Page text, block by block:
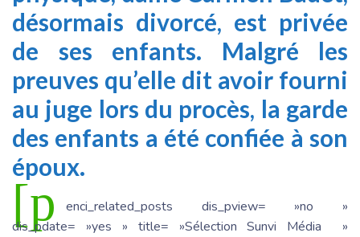
désormais divorcé, est privée
de ses enfants. Malgré les
preuves qu’elle dit avoir fourni
au juge lors du procès, la garde
des enfants a été confiée à son
époux.
[p
enci_related_posts dis_pview= »no »
dis_pdate= »yes » title= »Sélection Sunvi Média »